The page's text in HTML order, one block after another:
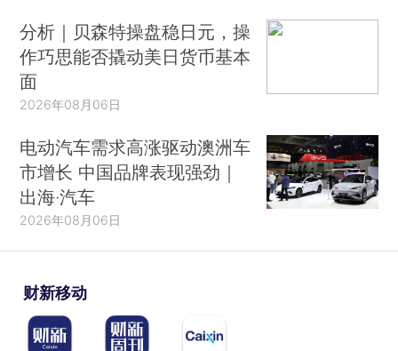
分析｜贝森特操盘稳日元，操
作巧思能否撬动美日货币基本
面
2026年08月06日
电动汽车需求高涨驱动澳洲车
市增长 中国品牌表现强劲｜
出海·汽车
2026年08月06日
财新移动